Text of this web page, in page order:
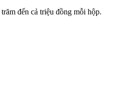
đến cả triệu đồng mỗi hộp.